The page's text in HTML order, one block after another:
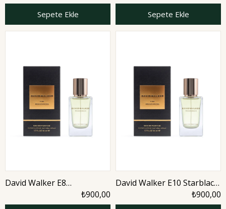
Sepete Ekle Sepete Ekle
David Walker E8
Navigeteur 50 ml Erkek
Parfüm | Woody
₺900,00
David Walker E10 Starblack
50 ml Erkek Parfüm |
Nature
₺900,00